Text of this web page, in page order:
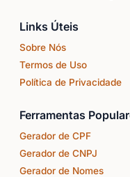
Links Úteis
Sobre Nós
Termos de Uso
Política de Privacidade
Ferramentas
Gerador de CPF
Gerador de CNPJ
Gerador de Nomes